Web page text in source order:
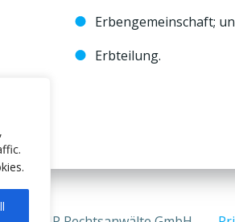
Erbengemeinschaft;
Erbteilung.